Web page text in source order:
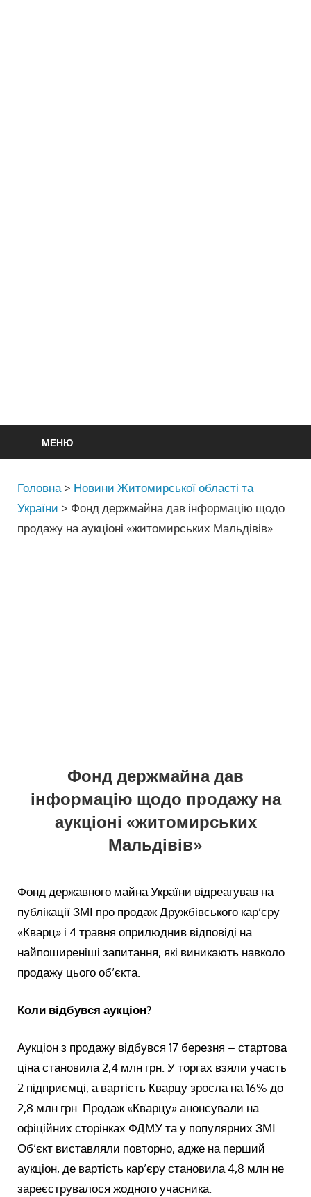
МЕНЮ
Головна > Новини Житомирської області та
України > Фонд держмайна дав інформацію щодо
продажу на аукціоні «житомирських Мальдівів»
Фонд держмайна дав
інформацію щодо продажу на
аукціоні «житомирських
Мальдівів»
Фонд державного майна України відреагував на
публікації ЗМІ про продаж Дружбівського кар’єру
«Кварц» і 4 травня оприлюднив відповіді на
найпоширеніші запитання, які виникають навколо
продажу цього об’єкта.
Коли відбувся аукціон?
Аукціон з продажу відбувся 17 березня – стартова
ціна становила 2,4 млн грн. У торгах взяли участь
2 підприємці, а вартість Кварцу зросла на 16% до
2,8 млн грн. Продаж «Кварцу» анонсували на
офіційних сторінках ФДМУ та у популярних ЗМІ.
Об’єкт виставляли повторно, адже на перший
аукціон, де вартість кар’єру становила 4,8 млн не
зареєструвалося жодного учасника.